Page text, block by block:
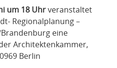
um 18 Uhrveranstaltet
Regionalplanung –
eine
Architektenkammer,
Berlin